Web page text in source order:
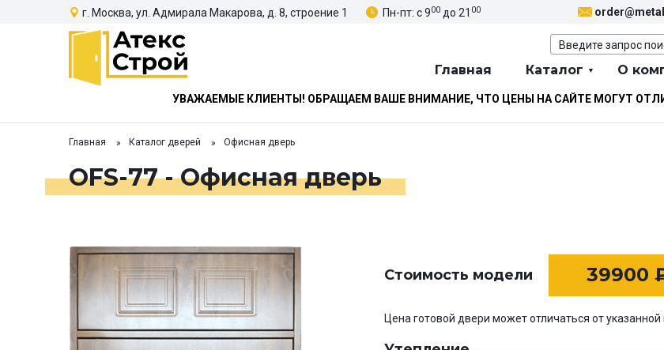
г. Москва, ул. Адмирала Макарова, д. 8, строение 1 Пн-пт: с 900 до 21 00
Главная Каталог О
УВАЖАЕМЫЕ КЛИЕНТЫ! ОБРАЩАЕМ ВАШЕ ВНИМАНИЕ, ЧТО ЦЕНЫ НА САЙТЕ МОГУТ
Главная Каталог дверей Офисная дверь
OFS-77 - Офисная дверь
Стоимость модели 39900
Цена готовой двери может отличаться от указанной